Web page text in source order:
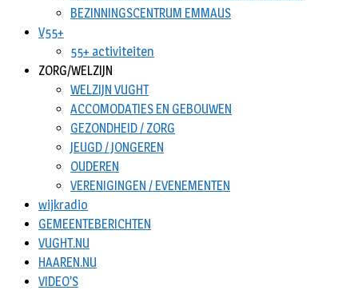
BEZINNINGSCENTRUM EMMAUS
V55+
55+ activiteiten
ZORG/WELZIJN
WELZIJN VUGHT
ACCOMODATIES EN GEBOUWEN
GEZONDHEID / ZORG
JEUGD / JONGEREN
OUDEREN
VERENIGINGEN / EVENEMENTEN
wijkradio
GEMEENTEBERICHTEN
VUGHT.NU
HAAREN.NU
VIDEO’S